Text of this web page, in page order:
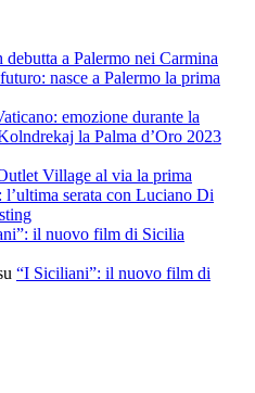
a Palermo nei Carmina
nasce a Palermo la prima
emozione durante la
la Palma d’Oro 2023
Village al via la prima
serata con Luciano Di
il nuovo film di Sicilia
“I Siciliani”: il nuovo film di